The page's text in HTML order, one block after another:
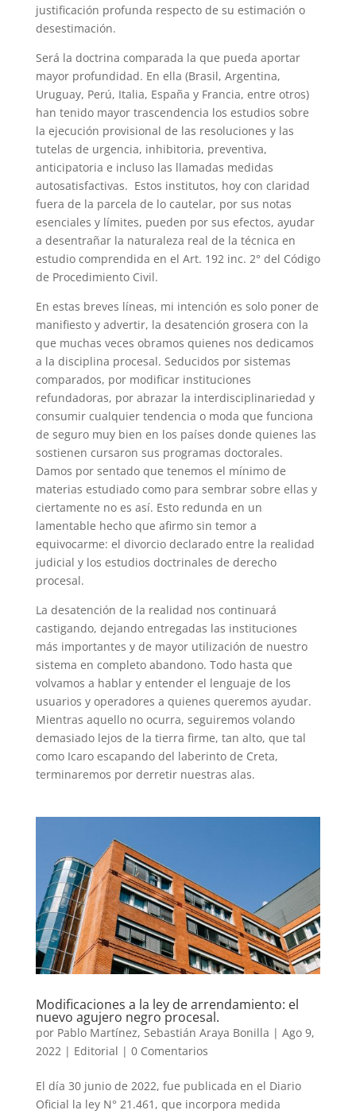
justificación profunda respecto de su estimación o
desestimación.
Será la doctrina comparada la que pueda aportar
mayor profundidad. En ella (Brasil, Argentina,
Uruguay, Perú, Italia, España y Francia, entre otros)
han tenido mayor trascendencia los estudios sobre
la ejecución provisional de las resoluciones y las
tutelas de urgencia, inhibitoria, preventiva,
anticipatoria e incluso las llamadas medidas
autosatisfactivas. Estos institutos, hoy con claridad
fuera de la parcela de lo cautelar, por sus notas
esenciales y límites, pueden por sus efectos, ayudar
a desentrañar la naturaleza real de la técnica en
estudio comprendida en el Art. 192 inc. 2° del Código
de Procedimiento Civil.
En estas breves líneas, mi intención es solo poner de
manifiesto y advertir, la desatención grosera con la
que muchas veces obramos quienes nos dedicamos
a la disciplina procesal. Seducidos por sistemas
comparados, por modificar instituciones
refundadoras, por abrazar la interdisciplinariedad y
consumir cualquier tendencia o moda que funciona
de seguro muy bien en los países donde quienes las
sostienen cursaron sus programas doctorales.
Damos por sentado que tenemos el mínimo de
materias estudiado como para sembrar sobre ellas y
ciertamente no es así. Esto redunda en un
lamentable hecho que afirmo sin temor a
equivocarme: el divorcio declarado entre la realidad
judicial y los estudios doctrinales de derecho
procesal.
La desatención de la realidad nos continuará
castigando, dejando entregadas las instituciones
más importantes y de mayor utilización de nuestro
sistema en completo abandono. Todo hasta que
volvamos a hablar y entender el lenguaje de los
usuarios y operadores a quienes queremos ayudar.
Mientras aquello no ocurra, seguiremos volando
demasiado lejos de la tierra firme, tan alto, que tal
como Icaro escapando del laberinto de Creta,
terminaremos por derretir nuestras alas.
Modificaciones a la ley de arrendamiento: el
nuevo agujero negro procesal.
por Pablo Martínez, Sebastián Araya Bonilla | Ago 9,
2022| Editorial | 0 Comentarios
El día 30 junio de 2022, fue publicada en el Diario
Oficial la ley N° 21.461, que incorpora medida